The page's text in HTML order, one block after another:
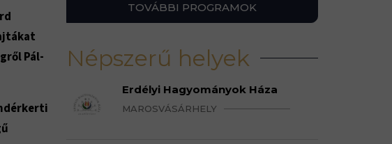
Pál-
TOVÁBBI PROGRAMOK
Népszerű helyek
Erdélyi Hagyományok Háza
MAROSVÁSÁRHELY